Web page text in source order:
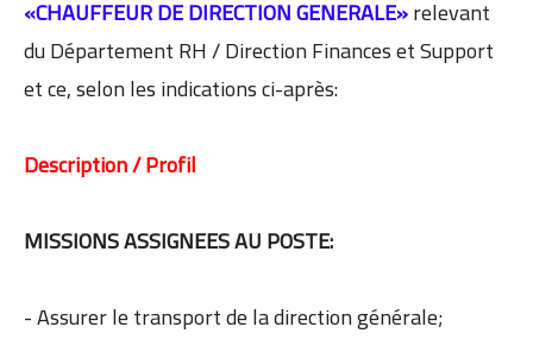
«CHAUFFEUR DE DIRECTION GENERALE»relevant
du Département RH / Direction Finances et Support
et ce, selon les indications ci-après:
Description / Profil
MISSIONS ASSIGNEES AU POSTE:
- Assurer le transport de la direction générale;